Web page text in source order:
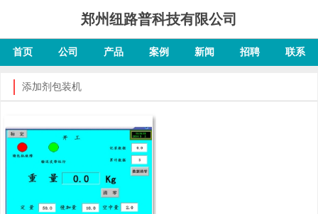
郑州纽路普科技有限公司
首页 公司 产品 案例 新闻 招聘 联系
添加剂包装机